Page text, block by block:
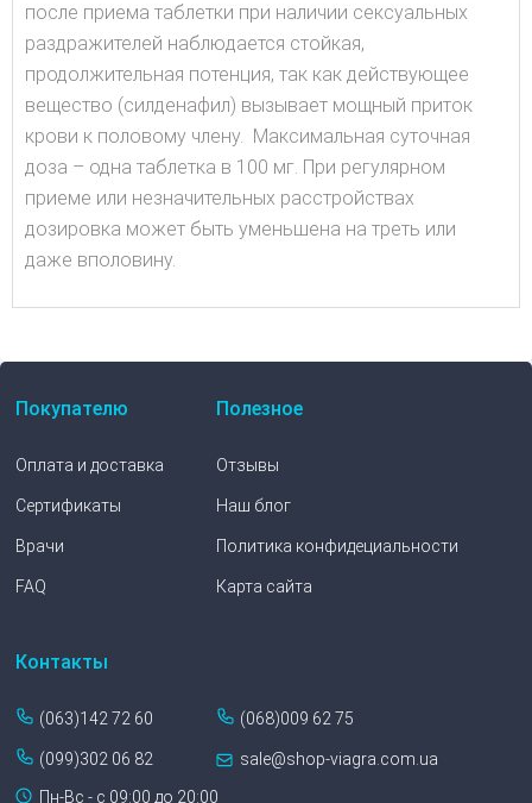
после приема таблетки при наличии сексуальных
раздражителей наблюдается стойкая,
продолжительная потенция, так как действующее
вещество (силденафил) вызывает мощный приток
крови к половому члену. Максимальная суточная
доза – одна таблетка в 100 мг. При регулярном
приеме или незначительных расстройствах
дозировка может быть уменьшена на треть или
даже вполовину.
Покупателю
Оплата и доставка
Сертификаты
Врачи
FAQ
Полезное
Отзывы
Наш блог
Политика конфидециальности
Карта сайта
Контакты
(063)142 72 60 (068)009 62 75
(099)302 06 82
sale@shop-viagra.com.ua
Пн-Вс - с 09:00 до 20:00